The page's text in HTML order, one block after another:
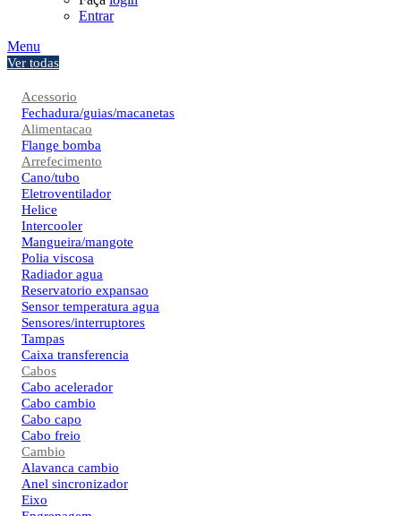
Entrar
Menu
Ver todas
Acessorio
Fechadura/guias/macanetas
Alimentacao
Flange bomba
Arrefecimento
Cano/tubo
Eletroventilador
Helice
Intercooler
Mangueira/mangote
Polia viscosa
Radiador agua
Reservatorio expansao
Sensor temperatura agua
Sensores/interruptores
Tampas
Caixa transferencia
Cabos
Cabo acelerador
Cabo cambio
Cabo capo
Cabo freio
Cambio
Alavanca cambio
Anel sincronizador
Eixo